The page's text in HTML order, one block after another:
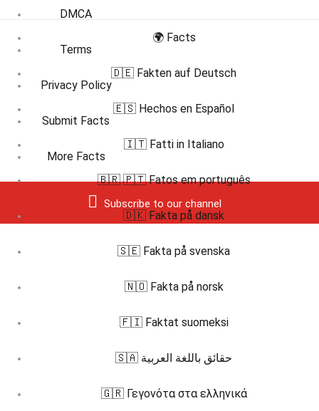
DMCA
Terms
Privacy Policy
Submit Facts
More Facts
Subscribe to our channel
🌍 Facts
🇩🇪 Fakten auf Deutsch
🇪🇸 Hechos en Español
🇮🇹 Fatti in Italiano
🇧🇷 🇵🇹 Fatos em português
🇩🇰 Fakta på dansk
🇸🇪 Fakta på svenska
🇳🇴 Fakta på norsk
🇫🇮 Faktat suomeksi
🇸🇦 حقائق باللغة العربية
🇬🇷 Γεγονότα στα ελληνικά